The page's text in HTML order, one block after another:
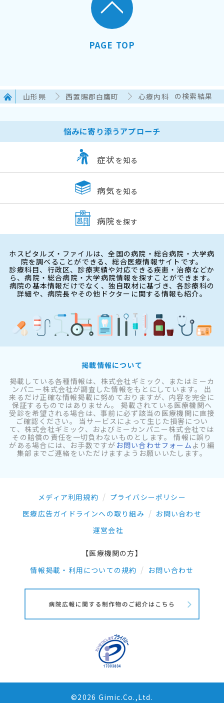
PAGE TOP
山形県 西置賜郡白鷹町 心療内科 の検索結果
悩みに寄り添うアプローチ
症状 を知る
病気 を知る
病院 を探す
ホスピタルズ・ファイルは、全国の病院・総合病院・大学病
院を調べることができる、総合医療情報サイトです。
診療科目、行政区、診療実績や対応できる疾患・治療などか
ら、病院・総合病院・大学病院情報を探すことができます。
病院の基本情報だけでなく、独自取材に基づき、各診療科の
詳細や、病院長やその他ドクターに関する情報も紹介。
掲載情報について
掲載している各種情報は、株式会社ギミック、またはミーカ
ンパニー株式会社が調査した情報をもとにしています。 出
来るだけ正確な情報掲載に努めておりますが、内容を完全に
保証するものではありません。 掲載されている医療機関へ
受診を希望される場合は、事前に必ず該当の医療機関に直接
ご確認ください。 当サービスによって生じた損害につい
て、株式会社ギミック、およびミーカンパニー株式会社では
その賠償の責任を一切負わないものとします。 情報に誤り
がある場合には、お手数ですが お問い合わせフォーム より編
集部までご連絡をいただけますようお願いいたします。
メディア利用規約
プライバシーポリシー
医療広告ガイドラインへの取り組み
お問い合わせ
運営会社
【医療機関の方】
情報掲載・利用についての規約
お問い合わせ
©2026 Gimic.Co.,Ltd.